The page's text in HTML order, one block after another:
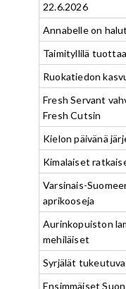
22.6.2026
Annabelle on
Taimityllilä
Ruokatiedon
Fresh Servant
Fresh Cutsin
Kielon päivänä
Kimalaiset
Varsinais-
aprikooseja
Aurinkopuiston
mehiläiset
Syrjälät
Ensimmäiset